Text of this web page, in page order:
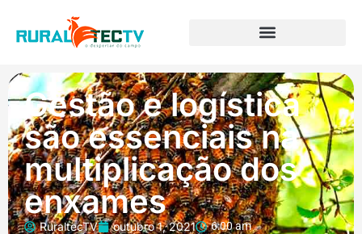
Gestão e logística
são essenciais na
multiplicação dos
enxames
RuraltecTV outubro 1, 2021 6:00 am